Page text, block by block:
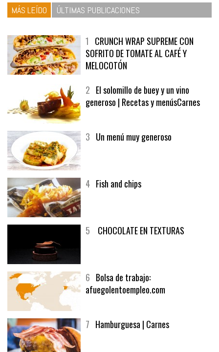
MÁS LEÍDO ÚLTIMAS PUBLICACIONES
1 CRUNCH WRAP SUPREME CON
SOFRITO DE TOMATE AL CAFÉ Y
MELOCOTÓN
2 El solomillo de buey y un vino
generoso | Recetas y menúsCarnes
3 Un menú muy generoso
4 Fish and chips
5 CHOCOLATE EN TEXTURAS
6 Bolsa de trabajo:
afuegolentoempleo.com
7 Hamburguesa | Carnes